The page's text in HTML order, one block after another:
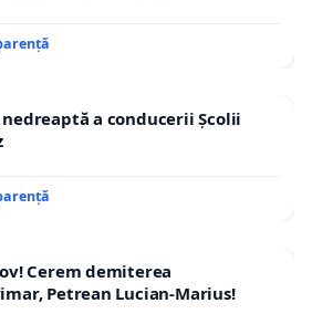
a conducerii Școlii
Cerem demiterea
Petrean Lucian-Marius!